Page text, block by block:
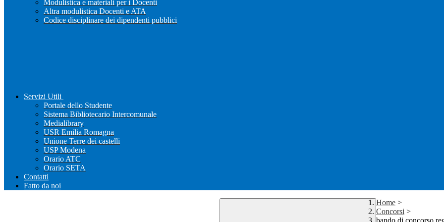
Modulistica e materiali per i Docenti
Altra modulistica Docenti e ATA
Codice disciplinare dei dipendenti pubblici
Servizi Utili
Portale dello Studente
Sistema Bibliotecario Intercomunale
Medialibrary
USR Emilia Romagna
Unione Terre dei castelli
USP Modena
Orario ATC
Orario SETA
Contatti
Fatto da noi
Home >
Concorsi >